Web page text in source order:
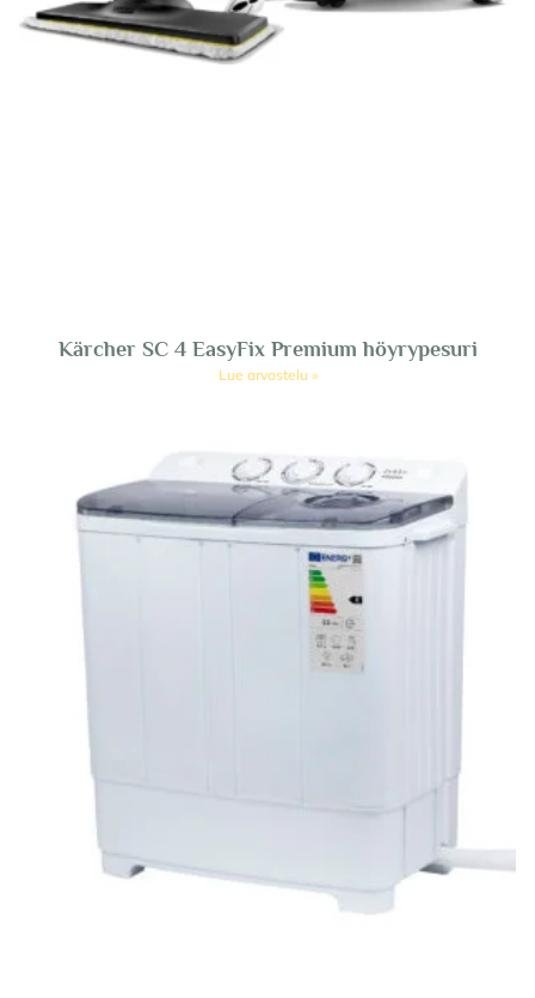
Kärcher SC 4 EasyFix Premium höyrypesuri
Lue arvostelu »